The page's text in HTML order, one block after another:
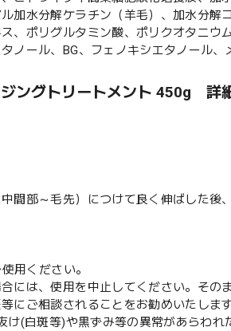
加水分解ケラチン（羊毛）、加水分解
、ポリグルタミン酸、ポリクオタニウ
ノール、BG、フェノキシエタノール
ングトリートメント 450g 詳
間部～毛先）につけて良く伸ばした後
用ください。
には、使用を中止してください。その
にご相談されることをお勧めいたします
け(白斑等)や黒ずみ等の異常があらわれ